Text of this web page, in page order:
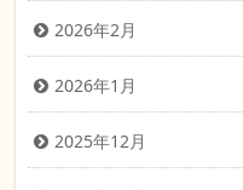
2026年2月
2026年1月
2025年12月